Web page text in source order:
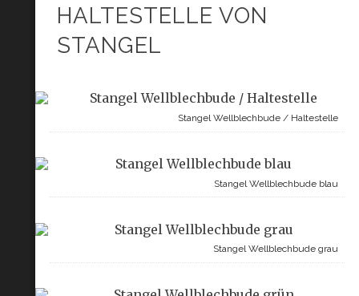
HALTESTELLE VON
STANGEL
Stangel Wellblechbude / Haltestelle
Stangel Wellblechbude blau
Stangel Wellblechbude grau